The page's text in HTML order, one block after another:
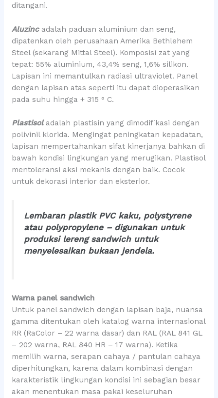
ditangani.
Aluzincadalah paduan aluminium dan seng,
dipatenkan oleh perusahaan Amerika Bethlehem
Steel (sekarang Mittal Steel). Komposisi zat yang
tepat: 55% aluminium, 43,4% seng, 1,6% silikon.
Lapisan ini memantulkan radiasi ultraviolet. Panel
dengan lapisan atas seperti itu dapat dioperasikan
pada suhu hingga + 315 ° C.
Plastisoladalah plastisin yang dimodifikasi dengan
polivinil klorida. Mengingat peningkatan kepadatan,
lapisan mempertahankan sifat kinerjanya bahkan di
bawah kondisi lingkungan yang merugikan. Plastisol
mentoleransi aksi mekanis dengan baik. Cocok
untuk dekorasi interior dan eksterior.
Lembaran plastik PVC kaku, polystyrene
atau polypropylene – digunakan untuk
produksi lereng sandwich untuk
menyelesaikan bukaan jendela.
Warna panel sandwich
Untuk panel sandwich dengan lapisan baja, nuansa
gamma ditentukan oleh katalog warna internasional
RR (RaColor – 22 warna dasar) dan RAL (RAL 841 GL
– 202 warna, RAL 840 HR – 17 warna). Ketika
memilih warna, serapan cahaya / pantulan cahaya
diperhitungkan, karena dalam kombinasi dengan
karakteristik lingkungan kondisi ini sebagian besar
akan menentukan masa pakai keseluruhan